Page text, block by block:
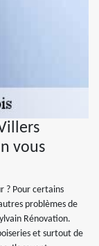
vous
? Pour certains
problèmes de
Rénovation.
et surtout de